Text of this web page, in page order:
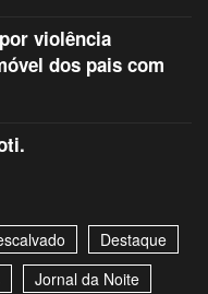
violência
dos pais com
Destaque
Jornal da Noite